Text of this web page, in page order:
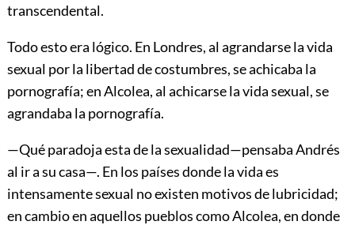
transcendental.
Todo esto era lógico. En Londres, al agrandarse la vida
sexual por la libertad de costumbres, se achicaba la
pornografía; en Alcolea, al achicarse la vida sexual, se
agrandaba la pornografía.
—Qué paradoja esta de la sexualidad—pensaba Andrés
al ir a su casa—. En los países donde la vida es
intensamente sexual no existen motivos de lubricidad;
en cambio en aquellos pueblos como Alcolea, en donde